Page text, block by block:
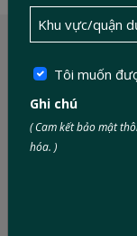
Tôi muốn
Ghi chú
( Cam kết bảo mật
hóa. )